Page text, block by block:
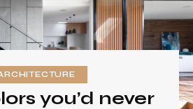
you’d never